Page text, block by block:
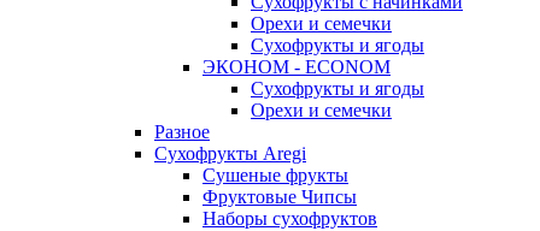
Орехи и семечки
Сухофрукты и ягоды
ЭКОНОМ - ECONOM
Сухофрукты и ягоды
Орехи и семечки
Разное
Сухофрукты Aregi
Сушеные фрукты
Фруктовые Чипсы
Наборы сухофруктов